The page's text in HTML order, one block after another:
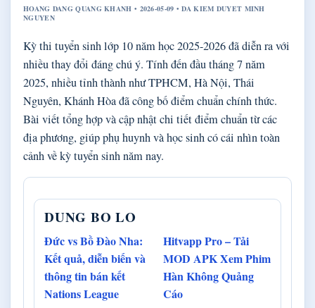
HOANG DANG QUANG KHANH • 2026-05-09 • DA KIEM DUYET MINH
NGUYEN
Kỳ thi tuyển sinh lớp 10 năm học 2025-2026 đã diễn ra với
nhiều thay đổi đáng chú ý. Tính đến đầu tháng 7 năm
2025, nhiều tỉnh thành như TPHCM, Hà Nội, Thái
Nguyên, Khánh Hòa đã công bố điểm chuẩn chính thức.
Bài viết tổng hợp và cập nhật chi tiết điểm chuẩn từ các
địa phương, giúp phụ huynh và học sinh có cái nhìn toàn
cảnh về kỳ tuyển sinh năm nay.
DUNG BO LO
Đức vs Bồ Đào Nha:
Kết quả, diễn biến và
thông tin bán kết
Nations League
Hitvapp Pro – Tải
MOD APK Xem Phim
Hàn Không Quảng
Cáo